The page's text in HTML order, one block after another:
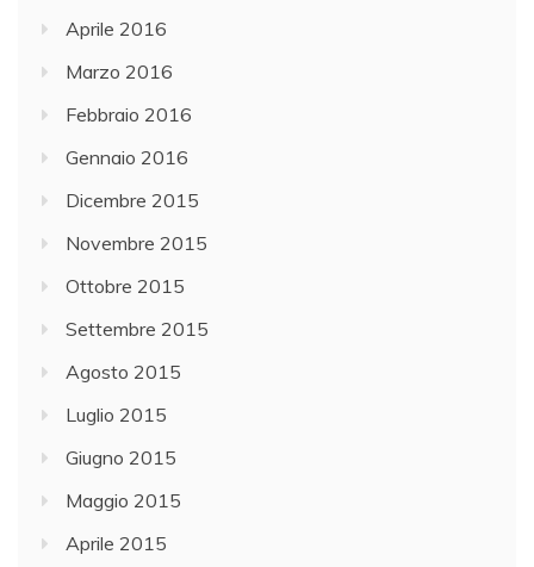
Aprile 2016
Marzo 2016
Febbraio 2016
Gennaio 2016
Dicembre 2015
Novembre 2015
Ottobre 2015
Settembre 2015
Agosto 2015
Luglio 2015
Giugno 2015
Maggio 2015
Aprile 2015